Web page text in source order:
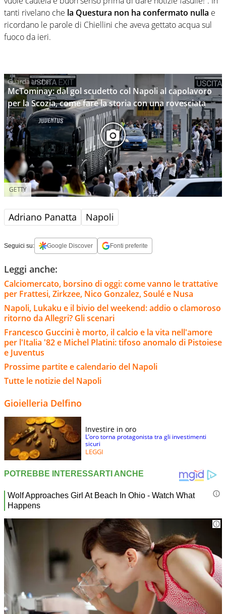
tanti rivelano che la Questura non ha confermato nulla e
ricordano le parole di Chiellini che aveva gettato acqua sul
fuoco da ieri.
McTominay: dal gol scudetto col Napoli al capolavoro
per la Scozia, come fare la storia con una rovesciata
GETTY
Adriano Panatta Napoli
Seguici su: Google Discover Fonti preferite
Leggi anche:
Calciomercato, borsino di oggi: come vanno le trattative
per Frattesi, Zirkzee, Nico Gonzalez, Soulé e Nusa
Napoli, Lukaku e il bivio del weekend: addio o clamoroso
ritorno da Allegri? Gli scenari
Francesco Guccini è morto, il calcio e la vita nell'amore
per l'Italia '82 e Michel Platini: tifoso anomalo di Pistoiese
e Juventus
Prossime partite e calendario del Napoli
Tutte le notizie del Napoli
Gioielleria Delfino
Investire in oro
L’oro torna protagonista tra gli investimenti
sicuri
LEGGI